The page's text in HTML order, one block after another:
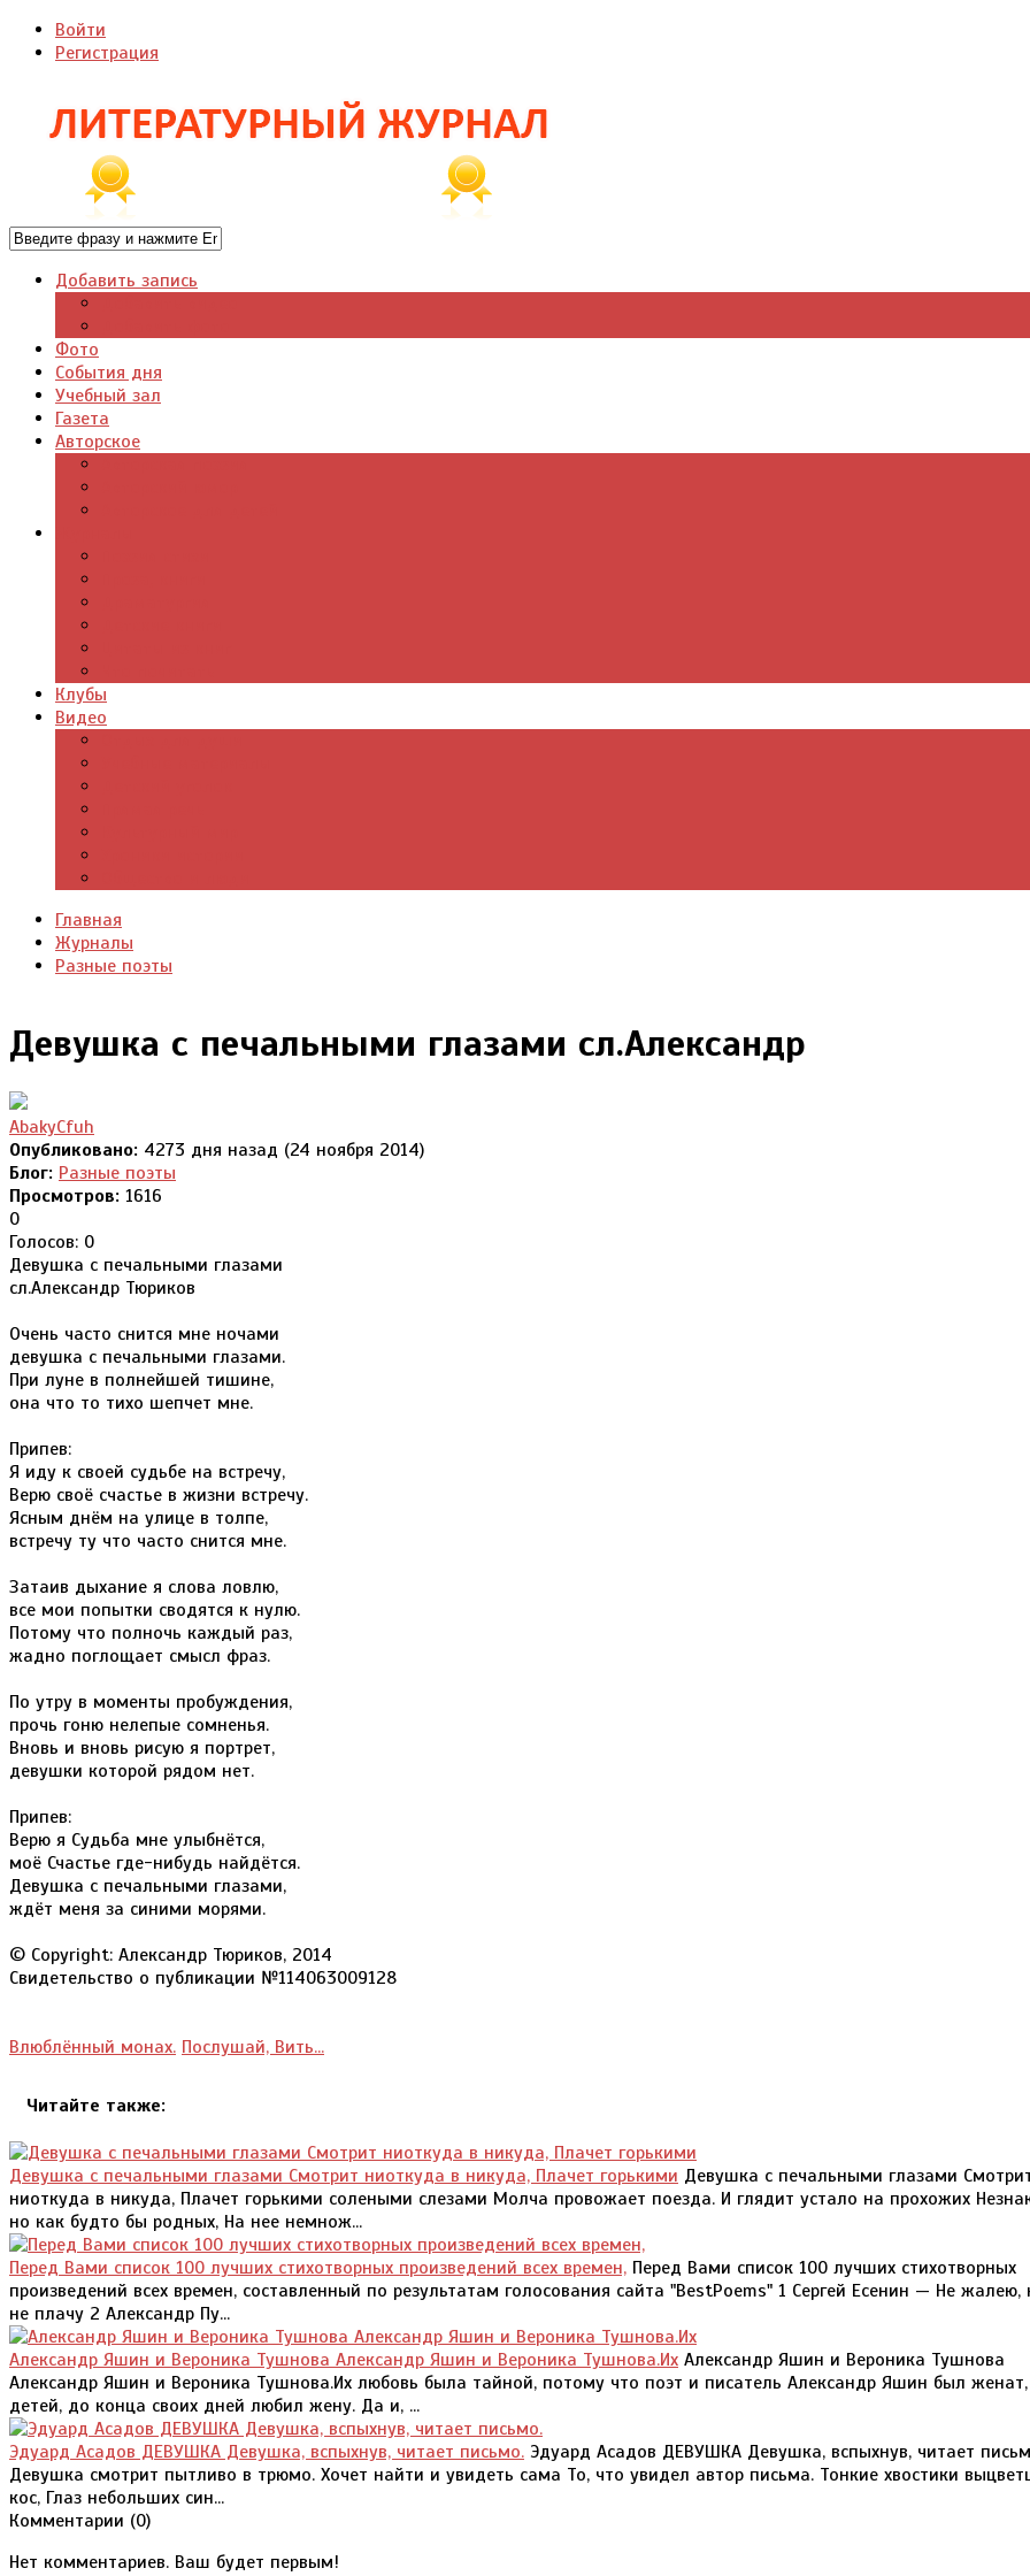
Войти
Регистрация
Добавить запись
Фото
События дня
Учебный зал
Газета
Авторское
Клубы
Видео
Главная
Журналы
Разные поэты
Девушка с печальными глазами сл.Александр
AbakyCfuh
Опубликовано: 4273 дня назад (24 ноября 2014)
Блог: Разные поэты
Просмотров: 1616
0
Голосов: 0
Девушка с печальными глазами
сл.Александр Тюриков
Очень часто снится мне ночами
девушка с печальными глазами.
При луне в полнейшей тишине,
она что то тихо шепчет мне.
Припев:
Я иду к своей судьбе на встречу,
Верю своё счастье в жизни встречу.
Ясным днём на улице в толпе,
встречу ту что часто снится мне.
Затаив дыхание я слова ловлю,
все мои попытки сводятся к нулю.
Потому что полночь каждый раз,
жадно поглощает смысл фраз.
По утру в моменты пробуждения,
прочь гоню нелепые сомненья.
Вновь и вновь рисую я портрет,
девушки которой рядом нет.
Припев:
Верю я Судьба мне улыбнётся,
моё Счастье где-нибудь найдётся.
Девушка с печальными глазами,
ждёт меня за синими морями.
© Copyright: Александр Тюриков, 2014
Свидетельство о публикации №114063009128
Влюблённый монах. Послушай, Вить...
Читайте также:
Девушка с печальными глазами Смотрит ниоткуда в никуда, Плачет горькими Девушка с печальными глазами
ниоткуда в никуда, Плачет горькими солеными слезами Молча провожает поезда. И глядит устало на прохожих
но как будто бы родных, На нее немнож...
Перед Вами список 100 лучших стихотворных произведений всех времен, Перед Вами список 100 лучших стихотворных
произведений всех времен, составленный по результатам голосования сайта "BestPoems" 1 Сергей Есенин — Не жалею,
не плачу 2 Александр Пу...
Александр Яшин и Вероника Тушнова Александр Яшин и Вероника Тушнова.Их Александр Яшин и Вероника Тушнова
Александр Яшин и Вероника Тушнова.Их любовь была тайной, потому что поэт и писатель Александр Яшин был женат,
детей, до конца своих дней любил жену. Да и, ...
Эдуард Асадов ДЕВУШКА Девушка, вспыхнув, читает письмо. Эдуард Асадов ДЕВУШКА Девушка, вспыхнув, читает
Девушка смотрит пытливо в трюмо. Хочет найти и увидеть сама То, что увидел автор письма. Тонкие хвостики
кос, Глаз небольших син...
Комментарии (0)
Нет комментариев. Ваш будет первым!